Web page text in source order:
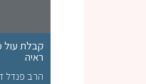
קבלת עול
ראיה
הרב פנדל